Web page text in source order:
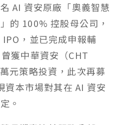
AI 資安原廠「奧義智慧
的 100% 控股母公司，
，並已完成申報輔
獲中華資安（CHT
元策略投資，此次再募
資本市場對其在 AI 資安
。